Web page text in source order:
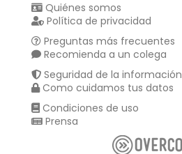
Quiénes somos
Política de privacidad
Preguntas más frecuentes
Recomienda a un colega
Seguridad de la información
Como cuidamos tus datos
Condiciones de uso
Prensa